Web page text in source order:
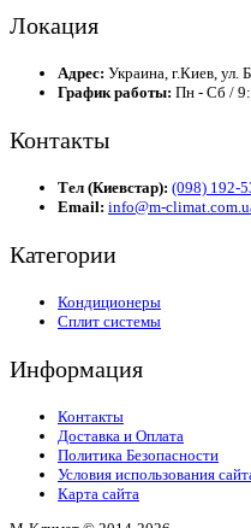
Локация
Адрес: Украина, г.Киев,
График работы: Пн - Сб /
Контакты
Тел (Киевстар): (098) 192-
Email: info@m-
Категории
Кондиционеры
Сплит системы
Информация
Контакты
Доставка и Оплата
Политика Безопасности
Условия использования
Карта сайта